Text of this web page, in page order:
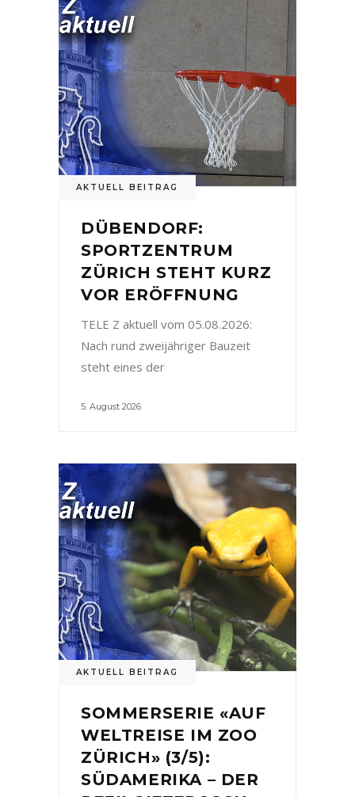
AKTUELL BEITRAG
DÜBENDORF:
SPORTZENTRUM
ZÜRICH STEHT KURZ
VOR ERÖFFNUNG
TELE Z aktuell vom 05.08.2026:
Nach rund zweijähriger Bauzeit
steht eines der
5. August 2026
AKTUELL BEITRAG
SOMMERSERIE «AUF
WELTREISE IM ZOO
ZÜRICH» (3/5):
SÜDAMERIKA – DER